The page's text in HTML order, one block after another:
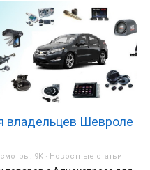
владельцев Шевроле
9K Новостные статьи